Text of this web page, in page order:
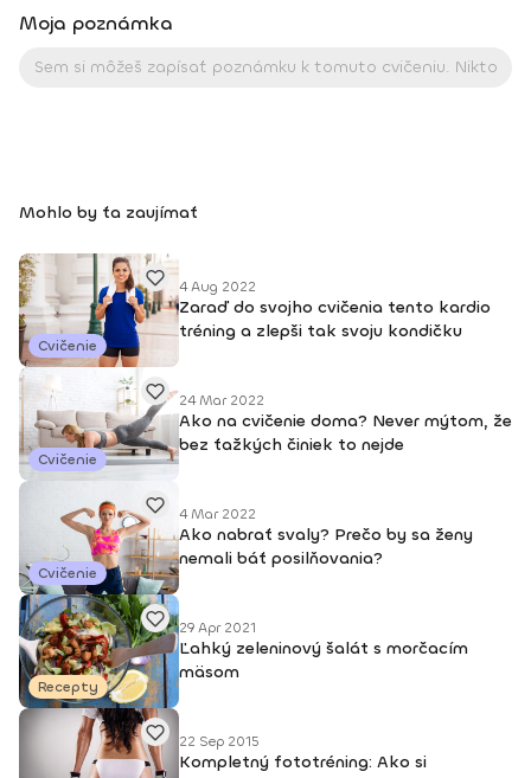
Moja poznámka
Mohlo by ťa zaujímať
Cvičenie
4 Aug 2022
Zaraď do svojho cvičenia tento kardio
tréning a zlepši tak svoju kondičku
Cvičenie
24 Mar 2022
Ako na cvičenie doma? Never mýtom, že
bez ťažkých činiek to nejde
Cvičenie
4 Mar 2022
Ako nabrať svaly? Prečo by sa ženy
nemali báť posilňovania?
Recepty
29 Apr 2021
Ľahký zeleninový šalát s morčacím
mäsom
22 Sep 2015
Kompletný fototréning: Ako si